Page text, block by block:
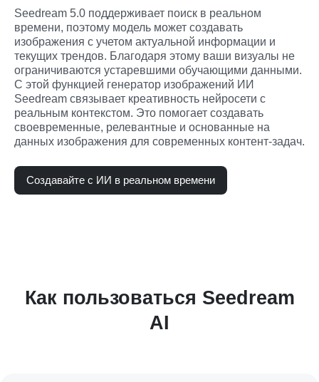
Seedream 5.0 поддерживает поиск в реальном
времени, поэтому модель может создавать
изображения с учетом актуальной информации и
текущих трендов. Благодаря этому ваши визуалы не
ограничиваются устаревшими обучающими данными.
С этой функцией генератор изображений ИИ
Seedream связывает креативность нейросети с
реальным контекстом. Это помогает создавать
своевременные, релевантные и основанные на
данных изображения для современных контент-задач.
Создавайте с ИИ в реальном времени
Как пользоваться Seedream
AI